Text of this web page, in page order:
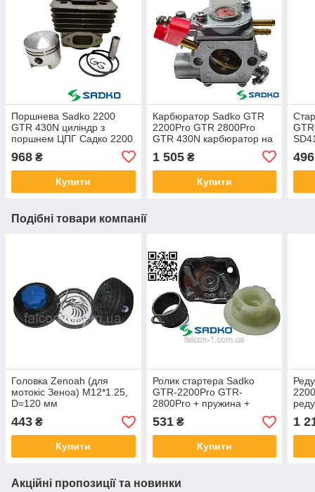
Поршнева Sadko 2200
GTR 430N циліндр з
поршнем ЦПГ Садко 2200
GTR-2200-A-51
968 ₴
Купити
Карбюратор Sadko GTR
2200Pro GTR 2800Pro
GTR 430N карбюратор на
бензотримерів Садко 2800
1 505₴
Купити
496
Подібні товари компанії
Головка Zenoah (для
мотокіс Зеноа) M12*1.25,
D=120 мм
443 ₴
Купити
Ролик стартера Sadko
GTR-2200Pro GTR-
2800Pro + пружина +
храповик ремкомплект
стартера Садко 2800
531₴
Купити
1
Акційні пропозиції та новинки